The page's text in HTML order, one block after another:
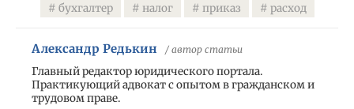
бухгалтер налог приказ расход
Александр Редькин / автор статьи
Главный редактор юридического портала.
Практикующий адвокат с опытом в гражданском и
трудовом праве.